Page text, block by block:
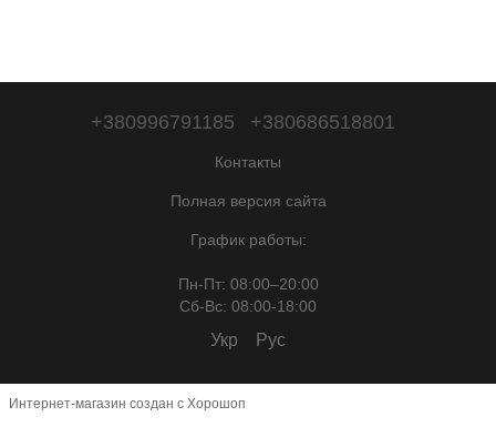
+380996791185 +380686518801
Контакты
Полная версия сайта
График работы:
Пн-Пт: 08:00–20:00
Сб-Вc: 08:00-18:00
Укр Рус
Интернет-магазин создан с Хорошоп